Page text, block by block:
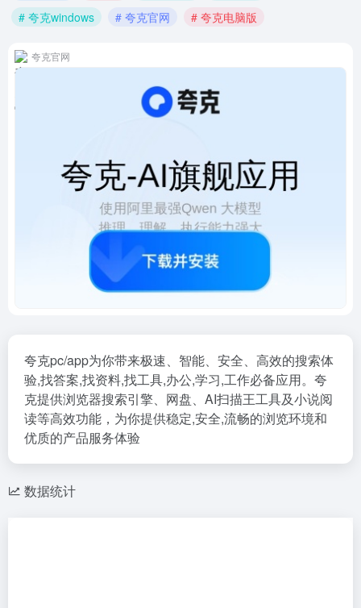
# 夸克windows
# 夸克官网 # 夸克电脑版
夸克官网
夸克pc/app为你带来极速、智能、安全、高效的搜索体
验,找答案,找资料,找工具,办公,学习,工作必备应用。夸
克提供浏览器搜索引擎、网盘、AI扫描王工具及小说阅
读等高效功能，为你提供稳定,安全,流畅的浏览环境和
优质的产品服务体验
数据统计